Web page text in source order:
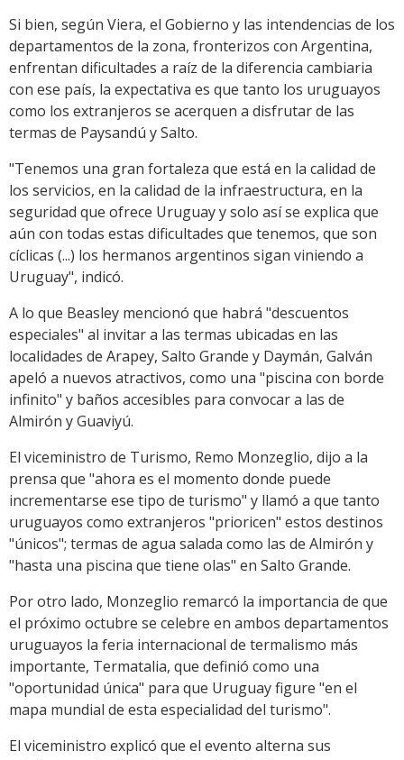
Si bien, según Viera, el Gobierno y las intendencias de los
departamentos de la zona, fronterizos con Argentina,
enfrentan dificultades a raíz de la diferencia cambiaria
con ese país, la expectativa es que tanto los uruguayos
como los extranjeros se acerquen a disfrutar de las
termas de Paysandú y Salto.
"Tenemos una gran fortaleza que está en la calidad de
los servicios, en la calidad de la infraestructura, en la
seguridad que ofrece Uruguay y solo así se explica que
aún con todas estas dificultades que tenemos, que son
cíclicas (...) los hermanos argentinos sigan viniendo a
Uruguay", indicó.
A lo que Beasley mencionó que habrá "descuentos
especiales" al invitar a las termas ubicadas en las
localidades de Arapey, Salto Grande y Daymán, Galván
apeló a nuevos atractivos, como una "piscina con borde
infinito" y baños accesibles para convocar a las de
Almirón y Guaviyú.
El viceministro de Turismo, Remo Monzeglio, dijo a la
prensa que "ahora es el momento donde puede
incrementarse ese tipo de turismo" y llamó a que tanto
uruguayos como extranjeros "prioricen" estos destinos
"únicos"; termas de agua salada como las de Almirón y
"hasta una piscina que tiene olas" en Salto Grande.
Por otro lado, Monzeglio remarcó la importancia de que
el próximo octubre se celebre en ambos departamentos
uruguayos la feria internacional de termalismo más
importante, Termatalia, que definió como una
"oportunidad única" para que Uruguay figure "en el
mapa mundial de esta especialidad del turismo".
El viceministro explicó que el evento alterna sus